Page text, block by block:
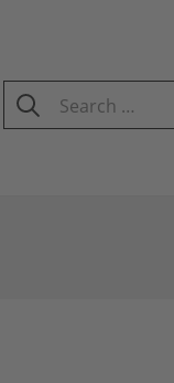
SEARCH
Search
for: